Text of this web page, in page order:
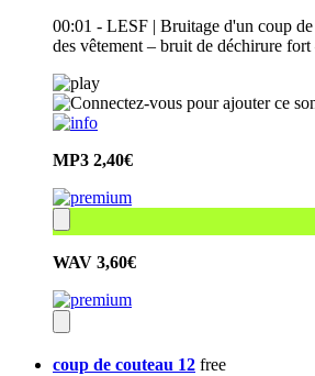
00:01 - LESF | Bruitage d'un coup
des vêtement – bruit de déchirure
MP3 2,40€
WAV 3,60€
coup de couteau 12 free